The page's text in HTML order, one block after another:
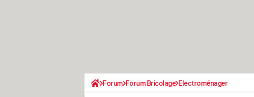
Forum Forum Bricolage Electroménager